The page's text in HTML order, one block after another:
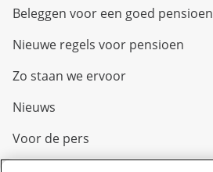
Beleggen voor een goed pensioen
Nieuwe regels voor pensioen
Zo staan we ervoor
Nieuws
Voor de pers